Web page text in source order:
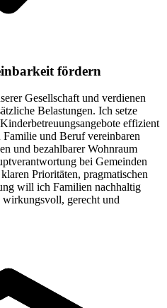
fördern
Gesellschaft und verdienen
Belastungen. Ich setze
effizient
und Beruf vereinbaren
und bezahlbarer Wohnraum
bei Gemeinden
Prioritäten, pragmatischen
will ich Familien nachhaltig
gerecht und